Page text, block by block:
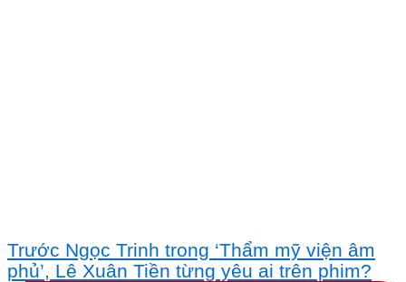
Trước Ngọc Trinh trong ‘Thẩm mỹ viện âm
phủ’, Lê Xuân Tiền từng yêu ai trên phim?